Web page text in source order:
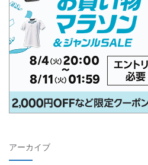
アーカイブ